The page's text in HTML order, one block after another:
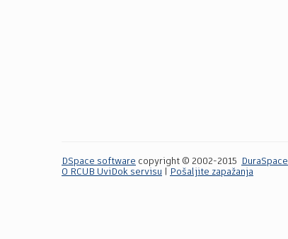
DSpace software copyright © 2002-2015
DuraSpace
O RCUB UviDok servisu
Pošaljite zapažanja